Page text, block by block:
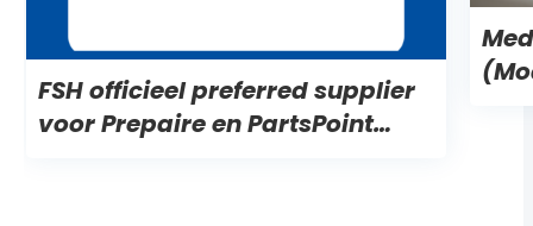
FSH officieel preferred supplier
voor Prepaire en PartsPoint